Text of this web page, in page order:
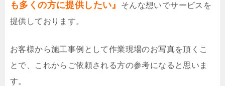
も多くの方に提供したい』
そんな想いでサービスを
提供しております。
お客様から施工事例として作業現場のお写真を頂くこ
とで、これからご依頼される方の参考になると思いま
す。